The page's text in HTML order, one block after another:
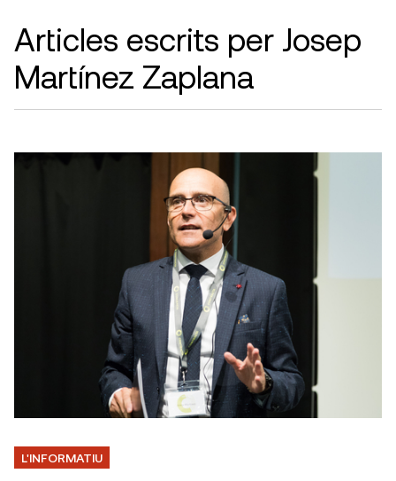
Articles escrits per Josep
Martínez Zaplana
L'INFORMATIU